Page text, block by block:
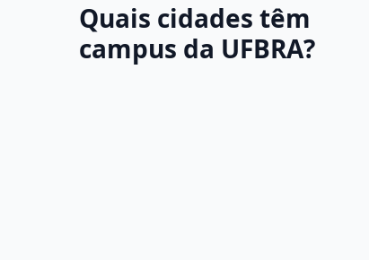
Quais cidades têm
campus da UFBRA?